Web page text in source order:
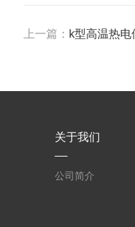
上一篇： k型高温热电偶
关于我们
公司简介